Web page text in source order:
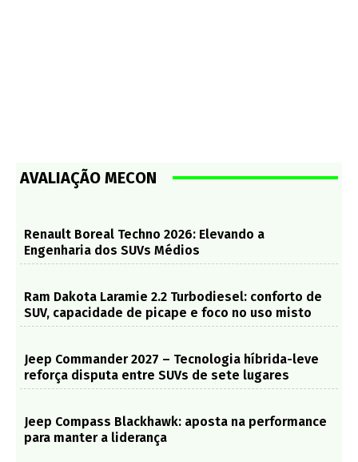
AVALIAÇÃO MECON
Renault Boreal Techno 2026: Elevando a
Engenharia dos SUVs Médios
Ram Dakota Laramie 2.2 Turbodiesel: conforto de
SUV, capacidade de picape e foco no uso misto
Jeep Commander 2027 – Tecnologia híbrida-leve
reforça disputa entre SUVs de sete lugares
Jeep Compass Blackhawk: aposta na performance
para manter a liderança